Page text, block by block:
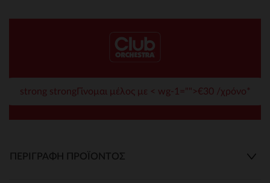
strong strongΓίνομαι μέλος με < wg-1="">€30 /χρόνο*
ΠΕΡΙΓΡΑΦΉ ΠΡΟΪΌΝΤΟΣ